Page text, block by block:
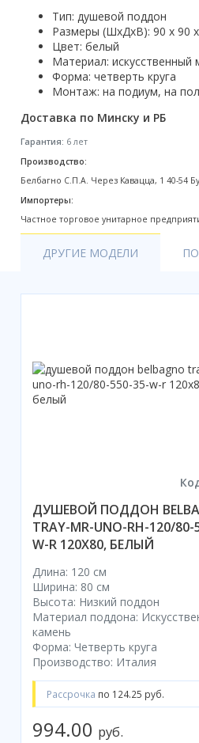
Сифоны и донные
Люки
Готовые кухни
Тип: душевой поддон
Размеры (ШхДxВ): 90 х 90
Цвет: белый
Материал: искусственный
Форма: четверть круга
Монтаж: на подиум, на пол
Доставка по Минску и РБ
Гарантия: 6 лет
Производство:
Белбагно С.П.А. Через Кавацца, 1 40-54
Импортеры:
Частное торговое унитарное
ДРУГИЕ МОДЕЛИ
ДУШЕВОЙ ПОДДОН
TRAY-MR-UNO-RH-120/80-
W-R 120X80, БЕЛЫЙ
Длина: 120 см
Ширина: 80 см
Высота: Низкий поддон
Материал поддона:
камень
Форма: Четверть круга
Производство: Италия
Рассрочка по 124.25 руб.
994.00 руб.